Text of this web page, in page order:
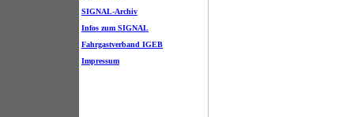
SIGNAL-Archiv
Infos zum SIGNAL
Fahrgastverband IGEB
Impressum